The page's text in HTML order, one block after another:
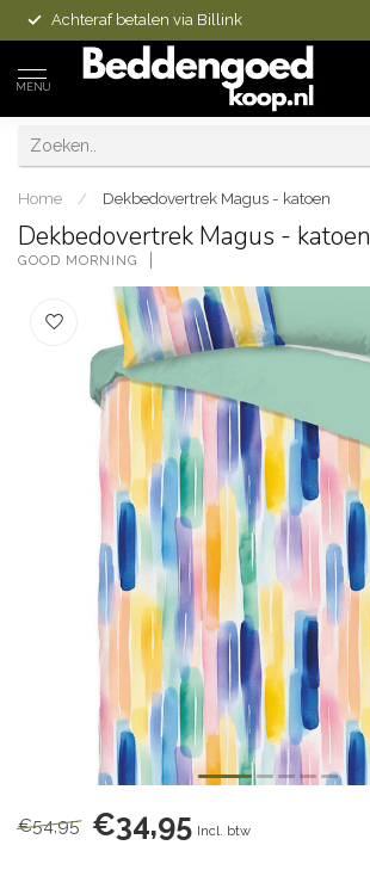
Achteraf betalen via Billink
MENU
Home / Dekbedovertrek Magus - katoen
Dekbedovertrek Magus - katoen
GOOD MORNING
€54,95 €34,95 Incl. btw